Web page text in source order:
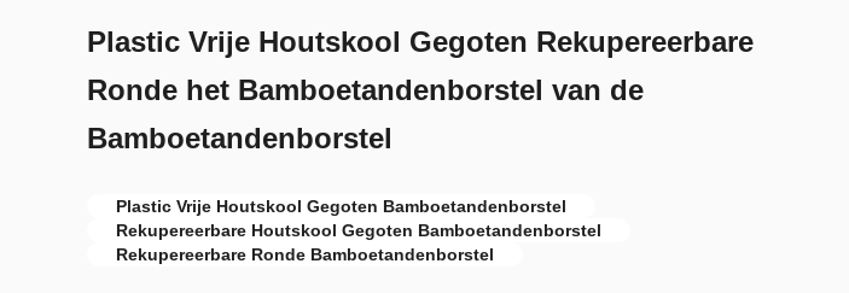
Plastic Vrije Houtskool Gegoten Rekupereerbare
Ronde het Bamboetandenborstel van de
Bamboetandenborstel
Plastic Vrije Houtskool Gegoten Bamboetandenborstel
Rekupereerbare Houtskool Gegoten Bamboetandenborstel
Rekupereerbare Ronde Bamboetandenborstel